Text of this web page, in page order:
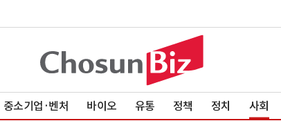
중소기업·벤처 바이오 유통 정책 정치 사회